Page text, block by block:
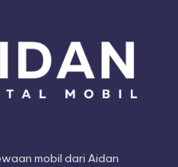
mobil dari Aidan